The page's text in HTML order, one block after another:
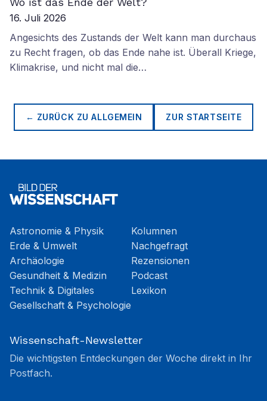
16. Juli 2026
Angesichts des Zustands der Welt kann man durchaus
zu Recht fragen, ob das Ende nahe ist. Überall Kriege,
Klimakrise, und nicht mal die…
← ZURÜCK ZUALLGEMEIN ZUR STARTSEITE
Astronomie & Physik
Erde & Umwelt
Archäologie
Gesundheit & Medizin
Technik & Digitales
Gesellschaft & Psychologie
Kolumnen
Nachgefragt
Rezensionen
Podcast
Lexikon
Wissenschaft-Newsletter
Die wichtigsten Entdeckungen der Woche direkt in Ihr
Postfach.